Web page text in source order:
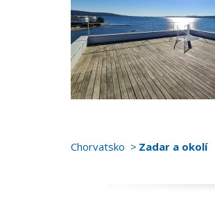
Chorvatsko Zadar a okolí